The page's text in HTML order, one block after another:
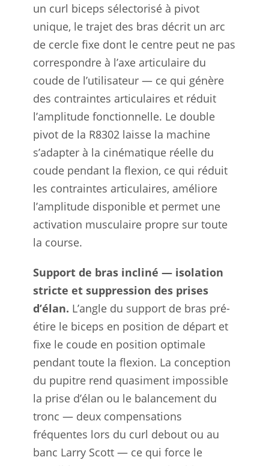
un curl biceps sélectorisé à pivot
unique, le trajet des bras décrit un arc
de cercle fixe dont le centre peut ne pas
correspondre à l’axe articulaire du
coude de l’utilisateur — ce qui génère
des contraintes articulaires et réduit
l’amplitude fonctionnelle. Le double
pivot de la R8302 laisse la machine
s’adapter à la cinématique réelle du
coude pendant la flexion, ce qui réduit
les contraintes articulaires, améliore
l’amplitude disponible et permet une
activation musculaire propre sur toute
la course.
Support de bras incliné — isolation
stricte et suppression des prises
d’élan. L’angle du support de bras pré-
étire le biceps en position de départ et
fixe le coude en position optimale
pendant toute la flexion. La conception
du pupitre rend quasiment impossible
la prise d’élan ou le balancement du
tronc — deux compensations
fréquentes lors du curl debout ou au
banc Larry Scott — ce qui force le